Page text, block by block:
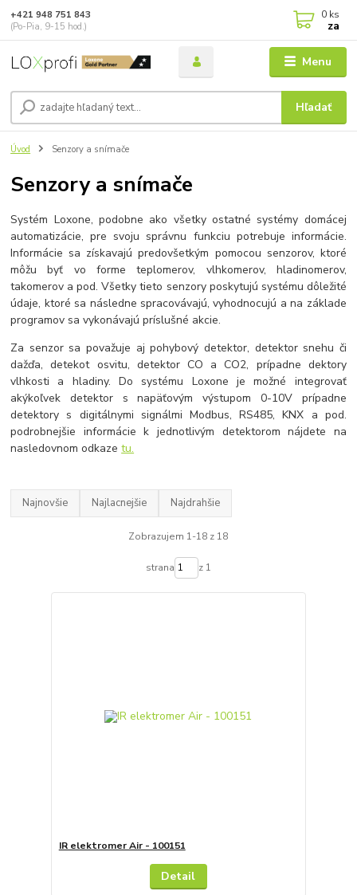
Menu
Hľadať
+421 948 751 843
(Po-Pia, 9-15 hod.)
0 ks
za
Úvod Senzory a snímače
Senzory a snímače
Systém Loxone, podobne ako všetky ostatné systémy domácej
automatizácie, pre svoju správnu funkciu potrebuje informácie.
Informácie sa získavajú predovšetkým pomocou senzorov, ktoré
môžu byť vo forme teplomerov, vlhkomerov, hladinomerov,
takomerov a pod. Všetky tieto senzory poskytujú systému dôležité
údaje, ktoré sa následne spracovávajú, vyhodnocujú a na základe
programov sa vykonávajú príslušné akcie.
Za senzor sa považuje aj pohybový detektor, detektor snehu či
dažďa, detekot osvitu, detektor CO a CO2, prípadne dektory
vlhkosti a hladiny. Do systému Loxone je možné integrovať
akýkoľvek detektor s napäťovým výstupom 0-10V prípadne
detektory s digitálnymi signálmi Modbus, RS485, KNX a pod.
podrobnejšie informácie k jednotlivým detektorom nájdete na
nasledovnom odkazetu.
Najnovšie Najlacnejšie Najdrahšie
Zobrazujem 1-18 z 18
strana z 1
IR elektromer Air - 100151
Detail